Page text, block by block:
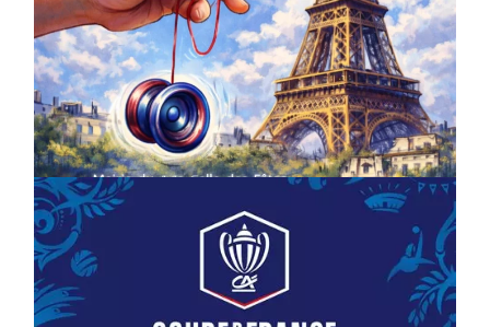
COMPÉTITIONS CULTURE EN FAMILLE JEUNESSE & SPORTS
Championnat de France de la FYYA
le 18 avril – Paris 14e
On18/03/2026byWebmaster2Risi